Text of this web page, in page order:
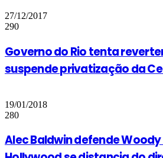
27/12/2017
290
Governo do Rio tenta
suspende privatização da
19/01/2018
280
Alec Baldwin defende